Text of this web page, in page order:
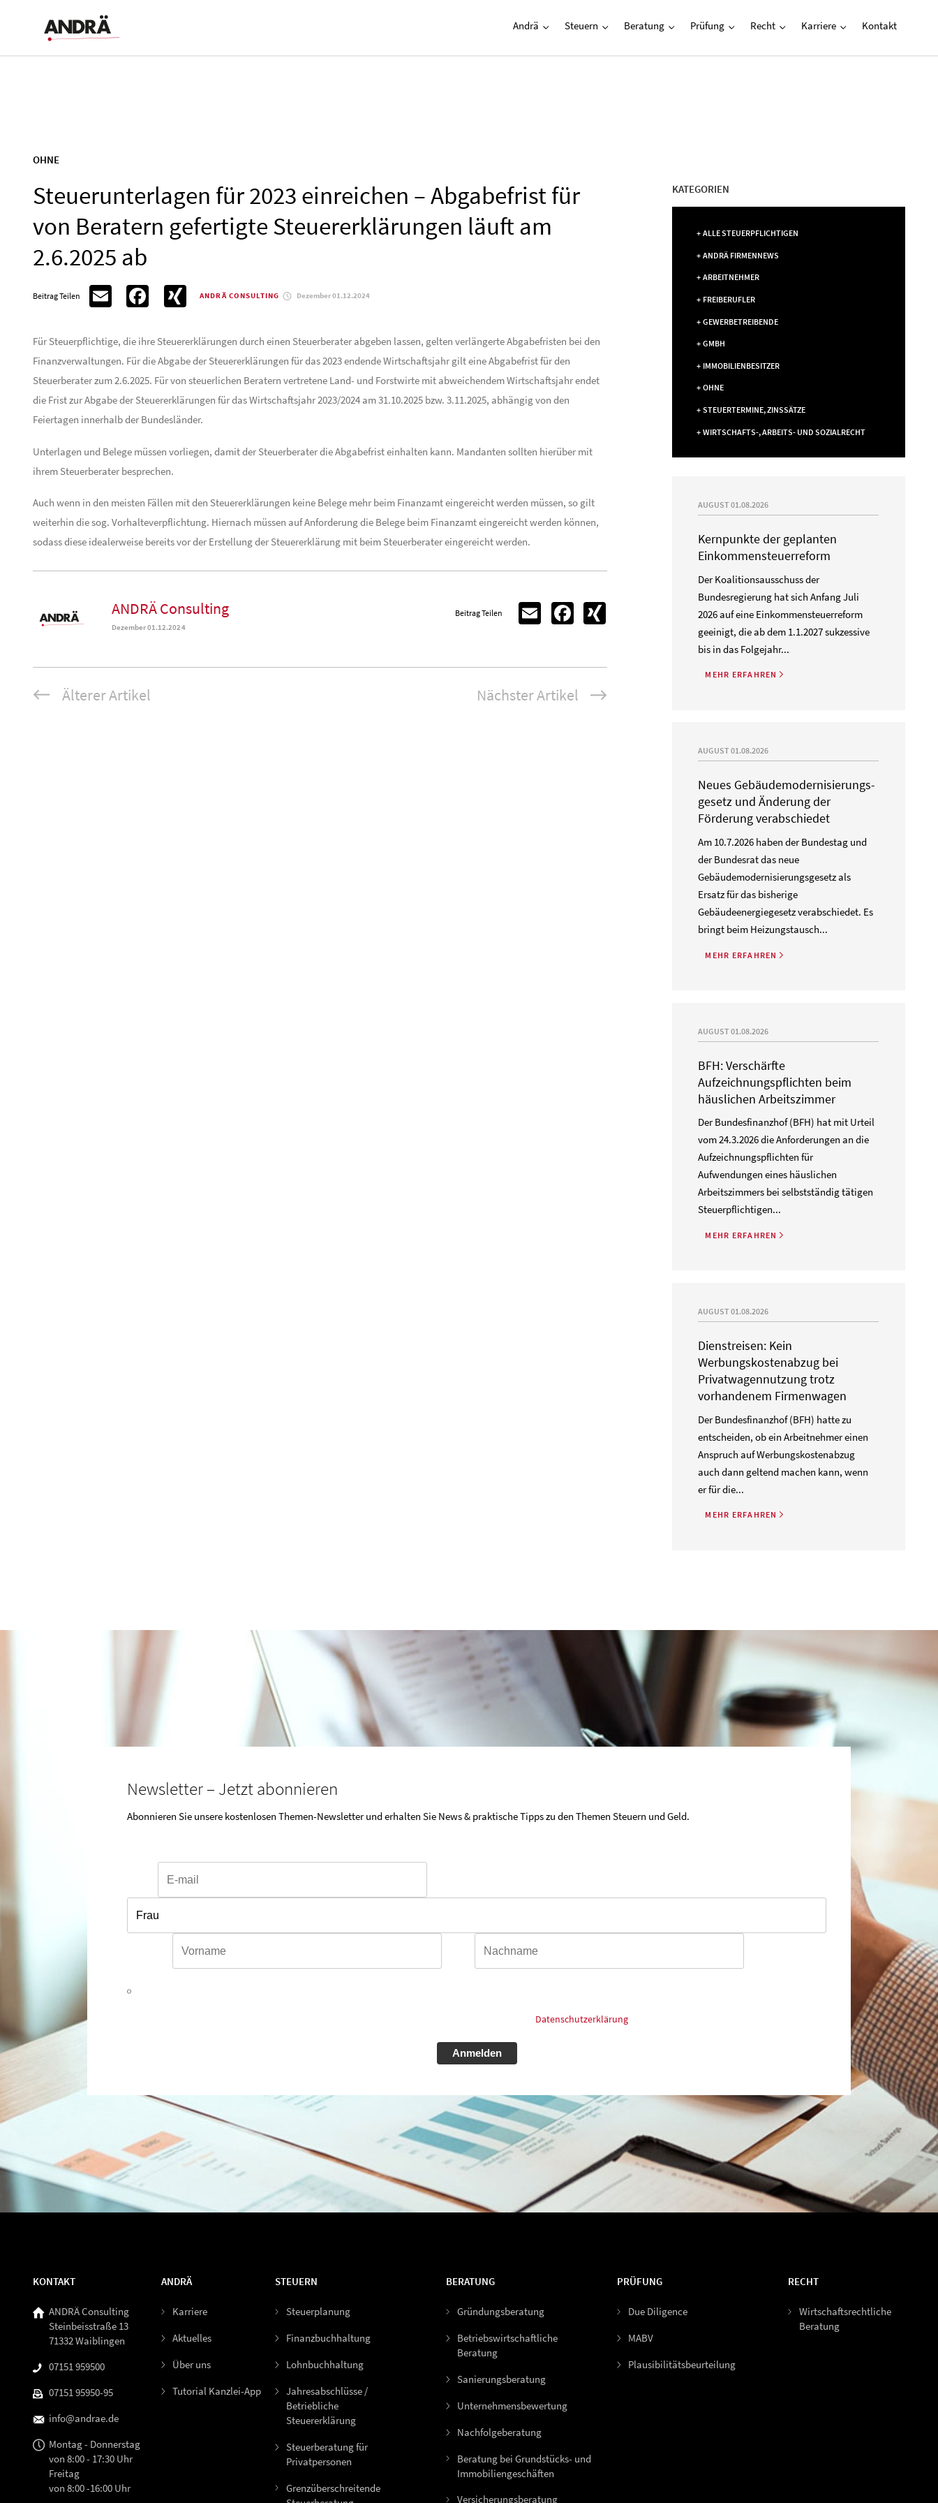
Andrä Steuern Beratung Prüfung Recht Karriere Kontakt
OHNE
Steuerunterlagen für 2023 einreichen – Abgabefrist für
von Beratern gefertigte Steuererklärungen läuft am
2.6.2025 ab
Beitrag Teilen Email FacebookXINGANDRÄ CONSULTING Dezember 01.12.2024
Für Steuerpflichtige, die ihre Steuererklärungen durch einen Steuerberater abgeben lassen, gelten verlängerte Abgabefristen bei den
Finanzverwaltungen. Für die Abgabe der Steuererklärungen für das 2023 endende Wirtschaftsjahr gilt eine Abgabefrist für den
Steuerberater zum 2.6.2025. Für von steuerlichen Beratern vertretene Land- und Forstwirte mit abweichendem Wirtschaftsjahr endet
die Frist zur Abgabe der Steuererklärungen für das Wirtschaftsjahr 2023/2024 am 31.10.2025 bzw. 3.11.2025, abhängig von den
Feiertagen innerhalb der Bundesländer.
Unterlagen und Belege müssen vorliegen, damit der Steuerberater die Abgabefrist einhalten kann. Mandanten sollten hierüber mit
ihrem Steuerberater besprechen.
Auch wenn in den meisten Fällen mit den Steuererklärungen keine Belege mehr beim Finanzamt eingereicht werden müssen, so gilt
weiterhin die sog. Vorhalteverpflichtung. Hiernach müssen auf Anforderung die Belege beim Finanzamt eingereicht werden können,
sodass diese idealerweise bereits vor der Erstellung der Steuererklärung mit beim Steuerberater eingereicht werden.
ANDRÄ Consulting
Dezember 01.12.2024
Beitrag Teilen Email Facebook
Beitrags-Älterer Artikel Nächster Artikel
KATEGORIEN
ALLE STEUERPFLICHTIGEN
ANDRÄ FIRMENNEWS
ARBEITNEHMER
FREIBERUFLER
GEWERBETREIBENDE
GMBH
IMMOBILIENBESITZER
OHNE
STEUERTERMINE, ZINSSÄTZE
WIRTSCHAFTS-, ARBEITS- UND SOZIALRECHT
AUGUST 01.08.2026
Kernpunkte der geplanten
Einkommensteuerreform
Der Koalitionsausschuss der
Bundesregierung hat sich Anfang Juli
2026 auf eine Einkommensteuerreform
geeinigt, die ab dem 1.1.2027 sukzessive
bis in das Folgejahr...
MEHR ERFAHREN
AUGUST 01.08.2026
Neues Gebäude­moderni­sierungs­
gesetz und Änderung der
Förderung verabschiedet
Am 10.7.2026 haben der Bundestag und
der Bundesrat das neue
Gebäudemodernisierungsgesetz als
Ersatz für das bisherige
Gebäudeenergiegesetz verabschiedet. Es
bringt beim Heizungstausch...
MEHR ERFAHREN
AUGUST 01.08.2026
BFH: Verschärfte
Aufzeichnungspflichten beim
häuslichen Arbeitszimmer
Der Bundesfinanzhof (BFH) hat mit Urteil
vom 24.3.2026 die Anforderungen an die
Aufzeichnungspflichten für
Aufwendungen eines häuslichen
Arbeitszimmers bei selbstständig tätigen
Steuerpflichtigen...
MEHR ERFAHREN
AUGUST 01.08.2026
Dienstreisen: Kein
Werbungskostenabzug bei
Privatwagennutzung trotz
vorhandenem Firmenwagen
Der Bundesfinanzhof (BFH) hatte zu
entscheiden, ob ein Arbeitnehmer einen
Anspruch auf Werbungskostenabzug
auch dann geltend machen kann, wenn
er für die...
MEHR ERFAHREN
Newsletter – Jetzt abonnieren
Abonnieren Sie unsere kostenlosen Themen-Newsletter und erhalten Sie News & praktische Tipps zu den Themen Steuern und Geld.
Datenschutzerklärung.
KONTAKT
ANDRÄ Consulting
Steinbeisstraße 13
71332 Waiblingen
07151 959500
07151 95950-95
info@andrae.de
Montag - Donnerstag
von 8:00 - 17:30 Uhr
Freitag
von 8:00 -16:00 Uhr
ANDRÄ
Karriere
Aktuelles
Über uns
Tutorial Kanzlei-App
STEUERN
Steuerplanung
Finanzbuchhaltung
Lohnbuchhaltung
Jahresabschlüsse /
Betriebliche
Steuererklärung
Steuerberatung für
Privatpersonen
Grenzüberschreitende
BERATUNG
Gründungsberatung
Betriebswirtschaftliche
Beratung
Sanierungsberatung
Unternehmensbewertung
Nachfolgeberatung
Beratung bei Grundstücks- und
Immobiliengeschäften
Versicherungsberatung
PRÜFUNG
Due Diligence
MABV
Plausibilitätsbeurteilung
RECHT
Wirtschaftsrechtliche
Beratung